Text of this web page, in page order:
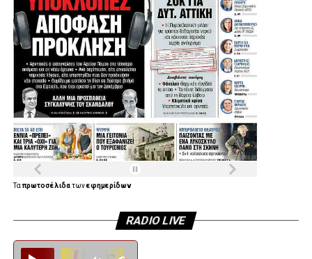
Η Συνέντευξη του Δημάρχου Αγίας Βαρβάρας:
Ταπρωτοσέλιδατωνεφημερίδων
RADIO LIVE